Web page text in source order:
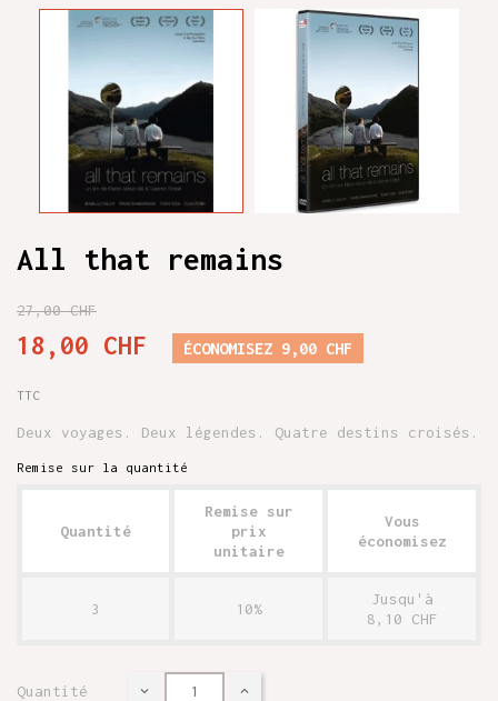
All that remains
27,00 CHF
18,00 CHF ÉCONOMISEZ 9,00 CHF
TTC
Deux voyages. Deux légendes. Quatre destins croisés.
Remise sur la quantité
Quantité
Remise sur
prix
unitaire
Vous
économisez
3 10%
Jusqu'à
8,10 CHF
Quantité